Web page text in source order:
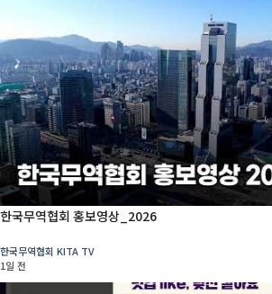
한국무역협회 홍보영상_2026
한국무역협회 KITA TV
1일 전